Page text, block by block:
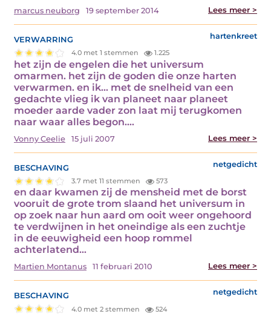
marcus neuborg 19 september 2014 Lees meer >
verwarring hartenkreet
4.0 met 1 stemmen 1.225
het zijn de engelen die het universum
omarmen. het zijn de goden die onze harten
verwarmen. en ik... met de snelheid van een
gedachte vlieg ik van planeet naar planeet
moeder aarde vader zon laat mij terugkomen
naar waar alles begon.…
Vonny Ceelie 15 juli 2007 Lees meer >
beschaving netgedicht
3.7 met 11 stemmen 573
en daar kwamen zij de mensheid met de borst
vooruit de grote trom slaand het universum in
op zoek naar hun aard om ooit weer ongehoord
te verdwijnen in het oneindige als een zuchtje
in de eeuwigheid een hoop rommel
achterlatend…
Martien Montanus 11 februari 2010 Lees meer >
beschaving netgedicht
4.0 met 2 stemmen 524